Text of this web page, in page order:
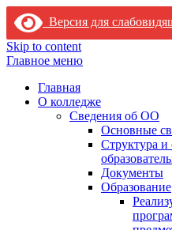
Версия для
Skip to content
Главное меню
Главная
О колледже
Сведения об ОО
Основные
Структура и
Документы
Образование